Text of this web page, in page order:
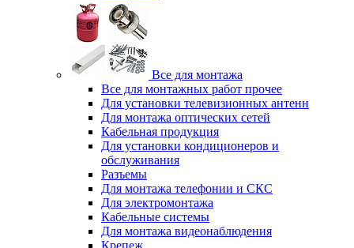
Все для монтажа
Все для монтажных работ прочее
Для установки телевизионных антенн
Для монтажа оптических сетей
Кабельная продукция
Для установки кондиционеров и
обслуживания
Разъемы
Для монтажа телефонии и СКС
Для электромонтажа
Кабельные системы
Для монтажа видеонаблюдения
Крепеж